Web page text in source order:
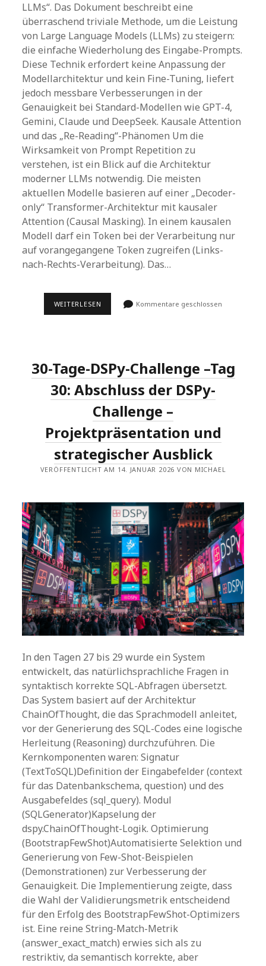
LLMs“. Das Dokument beschreibt eine
überraschend triviale Methode, um die Leistung
von Large Language Models (LLMs) zu steigern:
die einfache Wiederholung des Eingabe-Prompts.
Diese Technik erfordert keine Anpassung der
Modellarchitektur und kein Fine-Tuning, liefert
jedoch messbare Verbesserungen in der
Genauigkeit bei Standard-Modellen wie GPT-4,
Gemini, Claude und DeepSeek. Kausale Attention
und das „Re-Reading“-Phänomen Um die
Wirksamkeit von Prompt Repetition zu
verstehen, ist ein Blick auf die Architektur
moderner LLMs notwendig. Die meisten
aktuellen Modelle basieren auf einer „Decoder-
only“ Transformer-Architektur mit kausaler
Attention (Causal Masking). In einem kausalen
Modell darf ein Token bei der Verarbeitung nur
auf vorangegangene Token zugreifen (Links-
nach-Rechts-Verarbeitung). Das…
WEITERLESEN PROMPT
OHNE
REASONING
Kommentare geschlossen
30-Tage-DSPy-Challenge –Tag
30: Abschluss der DSPy-
Challenge –
Projektpräsentation und
strategischer Ausblick
VERÖFFENTLICHT AM 14. JANUAR 2026 VON MICHAEL
In den Tagen 27 bis 29 wurde ein System
entwickelt, das natürlichsprachliche Fragen in
syntaktisch korrekte SQL-Abfragen übersetzt.
Das System basiert auf der Architektur
ChainOfThought, die das Sprachmodell anleitet,
vor der Generierung des SQL-Codes eine logische
Herleitung (Reasoning) durchzuführen. Die
Kernkomponenten waren: Signatur
(TextToSQL)Definition der Eingabefelder (context
für das Datenbankschema, question) und des
Ausgabefeldes (sql_query). Modul
(SQLGenerator)Kapselung der
dspy.ChainOfThought-Logik. Optimierung
(BootstrapFewShot)Automatisierte Selektion und
Generierung von Few-Shot-Beispielen
(Demonstrationen) zur Verbesserung der
Genauigkeit. Die Implementierung zeigte, dass
die Wahl der Validierungsmetrik entscheidend
für den Erfolg des BootstrapFewShot-Optimizers
ist. Eine reine String-Match-Metrik
(answer_exact_match) erwies sich als zu
restriktiv, da semantisch korrekte, aber